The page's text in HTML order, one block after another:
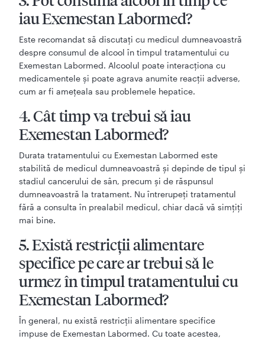
iau Exemestan Labormed?
Este recomandat să discutați cu medicul dumneavoastră
despre consumul de alcool în timpul tratamentului cu
Exemestan Labormed. Alcoolul poate interacționa cu
medicamentele și poate agrava anumite reacții adverse,
cum ar fi amețeala sau problemele hepatice.
4. Cât timp va trebui să iau
Exemestan Labormed?
Durata tratamentului cu Exemestan Labormed este
stabilită de medicul dumneavoastră și depinde de tipul și
stadiul cancerului de sân, precum și de răspunsul
dumneavoastră la tratament. Nu întrerupeți tratamentul
fără a consulta în prealabil medicul, chiar dacă vă simțiți
mai bine.
5. Există restricții alimentare
specifice pe care ar trebui să le
urmez în timpul tratamentului cu
Exemestan Labormed?
În general, nu există restricții alimentare specifice
impuse de Exemestan Labormed. Cu toate acestea,